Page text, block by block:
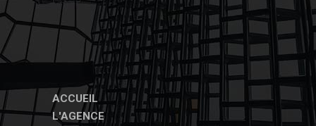
ACCUEIL
L'AGENCE